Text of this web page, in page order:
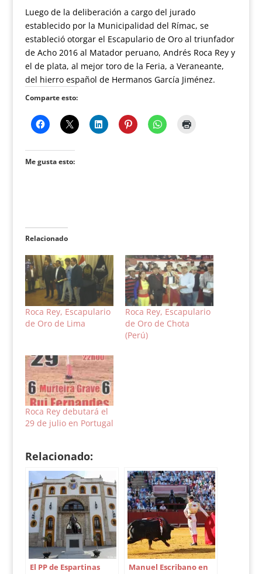
Luego de la deliberación a cargo del jurado
establecido por la Municipalidad del Rímac, se
estableció otorgar el Escapulario de Oro al triunfador
de Acho 2016 al Matador peruano, Andrés Roca Rey y
el de plata, al mejor toro de la Feria, a Veraneante,
del hierro español de Hermanos García Jiménez.
Comparte esto:
Me gusta esto:
Relacionado
Roca Rey, Escapulario
de Oro de Lima
Roca Rey, Escapulario
de Oro de Chota
(Perú)
Roca Rey debutará el
29 de julio en Portugal
Relacionado:
El PP de Espartinas
Manuel Escribano en